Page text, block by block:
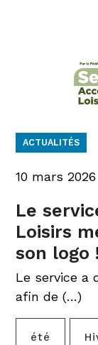
ACTUALITÉS
10 mars 2026
Le
Loisirs
son logo !
Le service a
afin de (…)
été